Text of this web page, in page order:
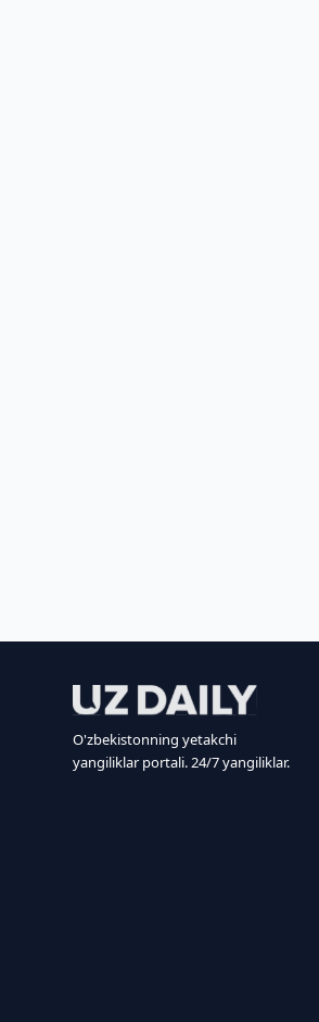
O'zbekistonning yetakchi
yangiliklar portali. 24/7 yangiliklar.